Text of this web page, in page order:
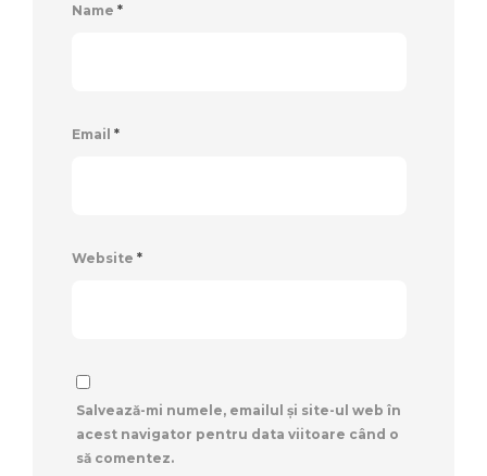
Name *
Email *
Website *
Salvează-mi numele, emailul și site-ul web în
acest navigator pentru data viitoare când o
să comentez.